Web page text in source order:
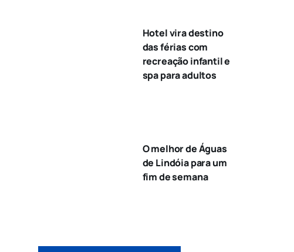
Hotel vira destino
das férias com
recreação infantil e
spa para adultos
O melhor de Águas
de Lindóia para um
fim de semana